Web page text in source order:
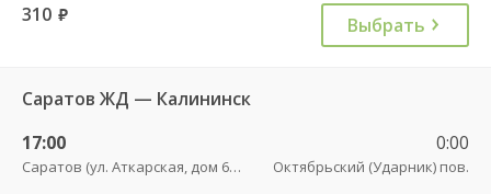
310 руб. Выбрать
Саратов ЖД — Калининск
17:00
Саратов (ул. Аткарская, дом 66 А)
0:00
Октябрьский (Ударник) пов.